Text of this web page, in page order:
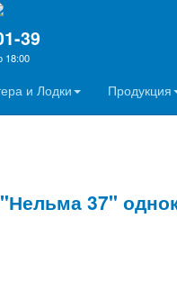
39
18:00
и Лодки Продукция
37"